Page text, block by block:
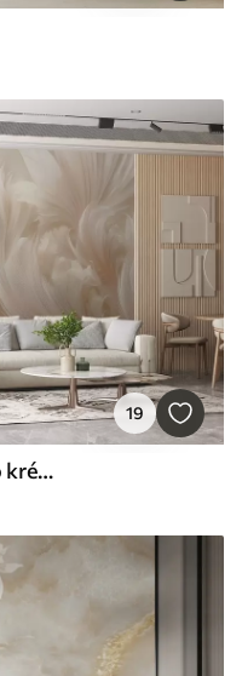
19
Bezváhové perie vo vanilkovo krémových odtieňoch